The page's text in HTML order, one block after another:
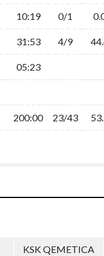
10:19 0/1
31:53 4/9
05:23
200:00 23/43
10:19 0/1
31:53 4/9
05:23
200:00 23/43
KSK QEMETICA